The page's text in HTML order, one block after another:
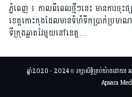
ភ្នំពេញ ៖ កាលពីពេលថ្មីៗនេះ មានការ
ខេត្តកោះកុងដែលមានទំហំទឹកប្រាក់ប្រមា
ទីក្រុងឆ្លាតវៃមួយនៅខេត្ត…
ឆ្នាំ2020 - 2024 © រក្សាសិទ្ធិគ្រប់យ៉ាងដោយ៖ អ
Apsara